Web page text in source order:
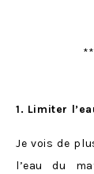
1. Limiter
Je vois de
l’eau du